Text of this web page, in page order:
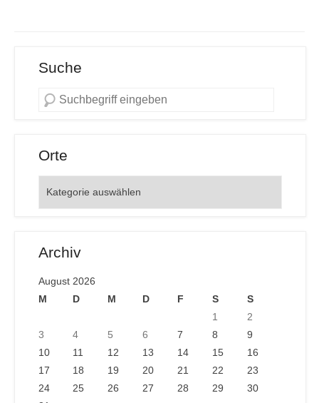
Suche
Orte
Archiv
August 2026
M
D M D F S
S
1
2
3
4 5 6 7 8
9
10
11 12 13 14 15
16
17
18 19 20 21 22
23
24
25 26 27 28 29
30